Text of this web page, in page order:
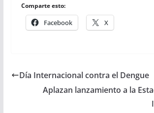
Comparte esto:
Facebook X
Día Internacional contra el Dengue
Aplazan lanzamiento a la